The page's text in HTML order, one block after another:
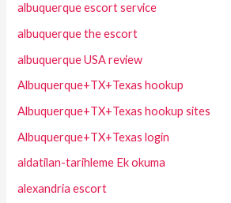
albuquerque escort service
albuquerque the escort
albuquerque USA review
Albuquerque+TX+Texas hookup
Albuquerque+TX+Texas hookup sites
Albuquerque+TX+Texas login
aldatilan-tarihleme Ek okuma
alexandria escort